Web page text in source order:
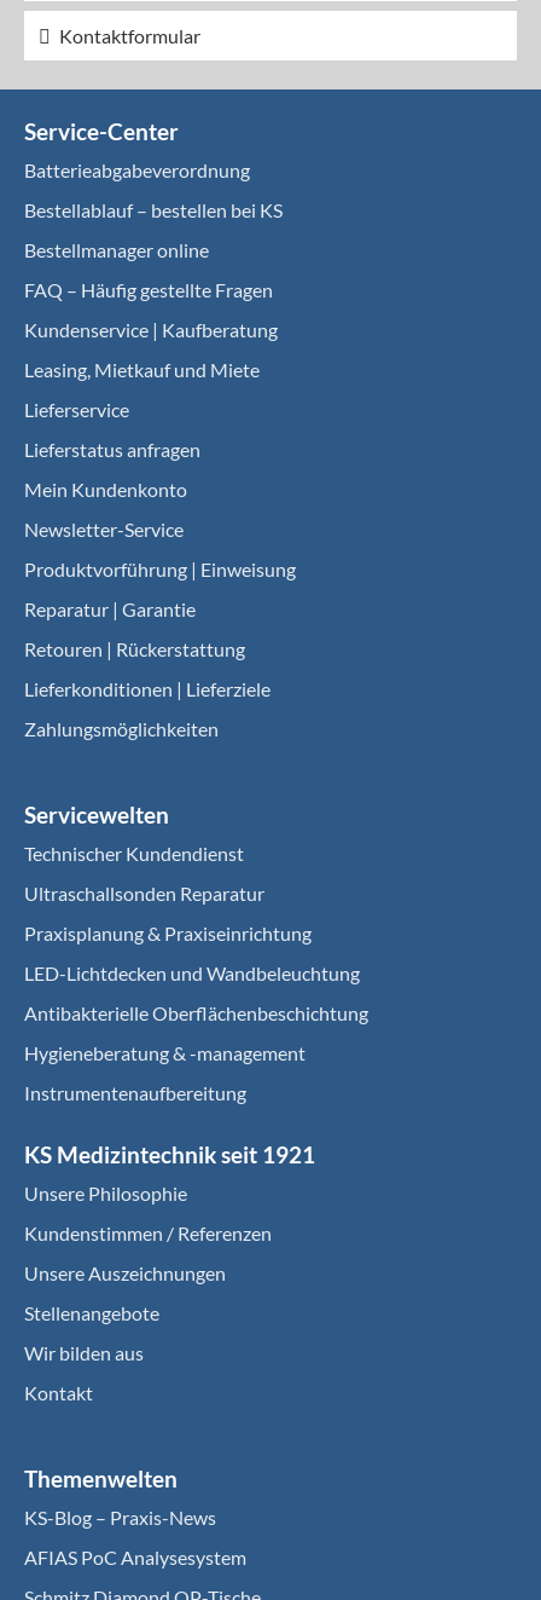
Kontaktformular
Service-Center
Batterieabgabeverordnung
Bestellablauf – bestellen bei KS
Bestellmanager online
FAQ – Häufig gestellte Fragen
Kundenservice | Kaufberatung
Leasing, Mietkauf und Miete
Lieferservice
Lieferstatus anfragen
Mein Kundenkonto
Newsletter-Service
Produktvorführung | Einweisung
Reparatur | Garantie
Retouren | Rückerstattung
Lieferkonditionen | Lieferziele
Zahlungsmöglichkeiten
Servicewelten
Technischer Kundendienst
Ultraschallsonden Reparatur
Praxisplanung & Praxiseinrichtung
LED-Lichtdecken und Wandbeleuchtung
Antibakterielle Oberflächenbeschichtung
Hygieneberatung & -management
Instrumentenaufbereitung
KS Medizintechnik seit 1921
Unsere Philosophie
Kundenstimmen / Referenzen
Unsere Auszeichnungen
Stellenangebote
Wir bilden aus
Kontakt
Themenwelten
KS-Blog – Praxis-News
AFIAS PoC Analysesystem